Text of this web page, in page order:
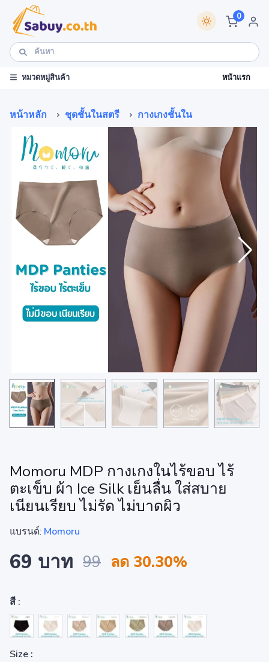
0
หมวดหมู่สินค้า หน้าแรก
หน้าหลัก ชุดชั้นในสตรี กางเกงชั้นใน
Momoru MDP กางเกงในไร้ขอบ ไร้
ตะเข็บ ผ้า Ice Silk เย็นลื่น ใส่สบาย
เนียนเรียบ ไม่รัด ไม่บาดผิว
แบรนด์: Momoru
69 บาท 99 ลด 30.30%
สี :
Size :